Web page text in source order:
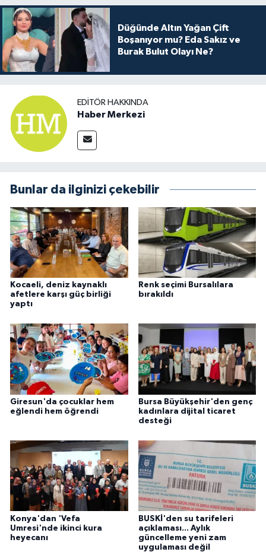
Düğünde Altın Yağan Çift
Boşanıyor mu? Eda Sakız ve
Burak Bulut Olayı Ne?
EDITÖR HAKKINDA
Haber Merkezi
Bunlar da ilginizi çekebilir
Kocaeli, deniz kaynaklı
afetlere karşı güç birliği
yaptı
Renk seçimi Bursalılara
bırakıldı
Giresun'da çocuklar hem
eğlendi hem öğrendi
Bursa Büyükşehir'den genç
kadınlara dijital ticaret
desteği
Konya'dan 'Vefa
Umresi'nde ikinci kura
heyecanı
BUSKİ'den su tarifeleri
açıklaması... Aylık
güncelleme yeni zam
uygulaması değil